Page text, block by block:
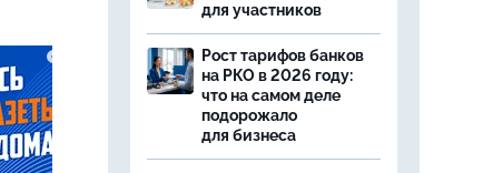
для участников
Рост тарифов банков
на РКО в 2026 году:
что на самом деле
подорожало
для бизнеса